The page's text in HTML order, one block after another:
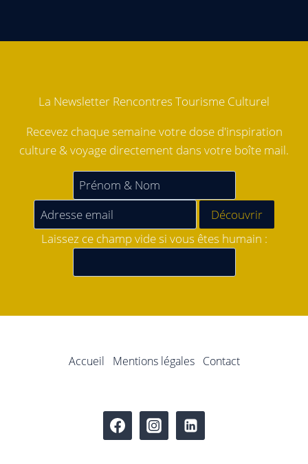
La Newsletter Rencontres Tourisme Culturel
Recevez chaque semaine votre dose d'inspiration
culture & voyage directement dans votre boîte mail.
Laissez ce champ vide si vous êtes humain :
Accueil Mentions légales Contact